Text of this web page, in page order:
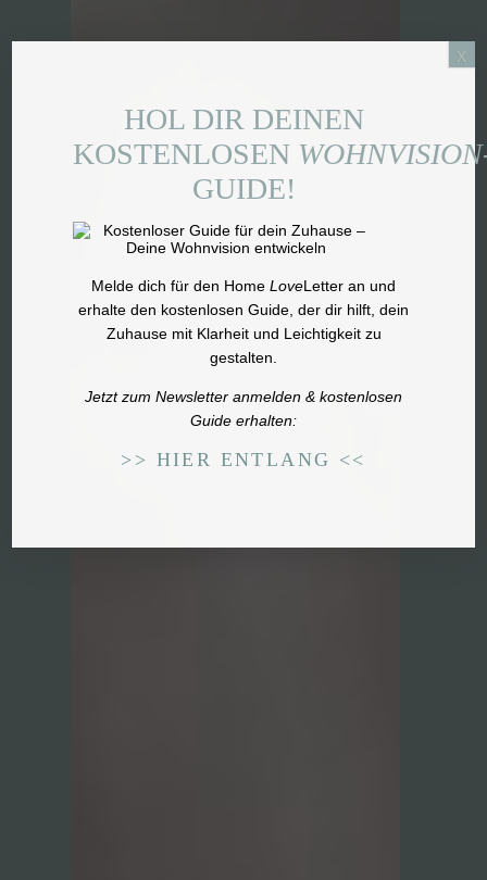
HOL DIR DEINEN
KOSTENLOSEN
GUIDE!
Melde dich für den Home LoveLetter an und
erhalte den kostenlosen Guide , der dir hilft, dein
Zuhause mit Klarheit und Leichtigkeit zu
gestalten.
Jetzt zum Newsletter anmelden & kostenlosen
Guide erhalten:
>> HIER ENTLANG <<
x